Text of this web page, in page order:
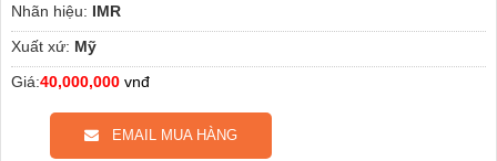
Nhãn hiệu: IMR
Xuất xứ: Mỹ
Giá:40,000,000 vnđ
EMAIL MUA HÀNG